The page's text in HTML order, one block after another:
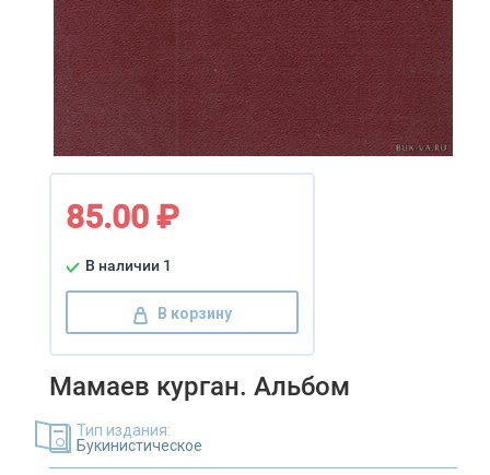
85.00 ₽
В наличии 1
В корзину
Мамаев курган. Альбом
Тип издания:
Букинистическое